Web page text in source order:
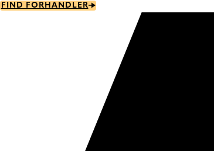
Skip
FIND FORHANDLER